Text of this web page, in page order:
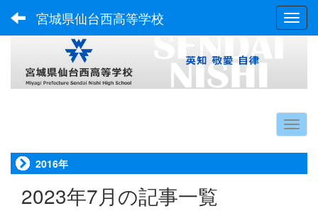
宮城県仙台西高等学校
2016年
2023年7月の記事一覧